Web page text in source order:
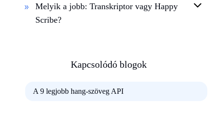
Melyik a jobb: Transkriptor vagy Happy
Scribe?
Kapcsolódó blogok
A 9 legjobb hang-szöveg API